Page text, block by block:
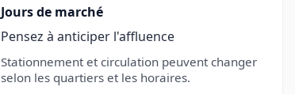
Jours de marché
Pensez à anticiper l'affluence
Stationnement et circulation peuvent changer
selon les quartiers et les horaires.